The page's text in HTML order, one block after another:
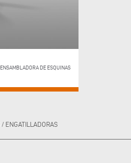
ENSAMBLADORA DE ESQUINAS
/ ENGATILLADORAS